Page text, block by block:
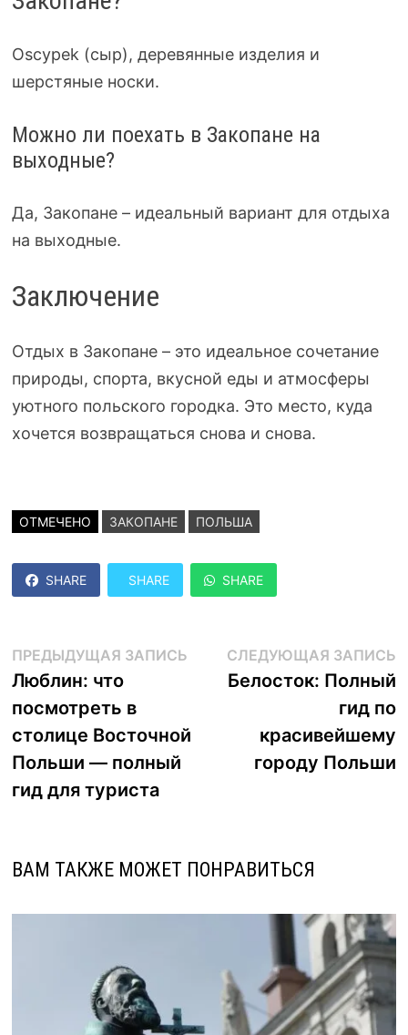
Oscypek (сыр), деревянные изделия и
шерстяные носки.
Можно ли поехать в Закопане на
выходные?
Да, Закопане – идеальный вариант для отдыха
на выходные.
Заключение
Отдых в Закопане – это идеальное сочетание
природы, спорта, вкусной еды и атмосферы
уютного польского городка. Это место, куда
хочется возвращаться снова и снова.
ОТМЕЧЕНО ЗАКОПАНЕ ПОЛЬША
SHARE SHARE SHARE
Навигация
по
записям
ПРЕДЫДУЩАЯ ЗАПИСЬПредыдущая
запись:
Люблин: что
посмотреть в
столице Восточной
Польши — полный
гид для туриста
СЛЕДУЮЩАЯ ЗАПИСЬ
Белосток: Полный
гид по
красивейшему
городу Польши
ВАМ ТАКЖЕ МОЖЕТ ПОНРАВИТЬСЯ